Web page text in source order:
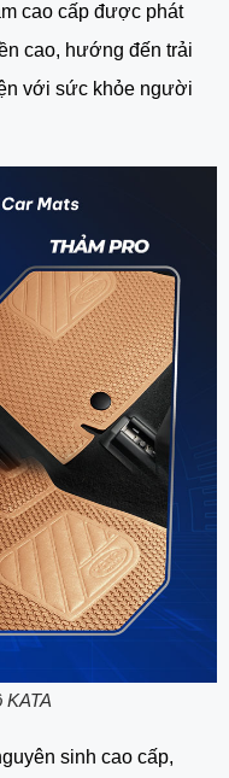
cao cấp được phát
cao, hướng đến trải
với sức khỏe người
KATA
sinh cao cấp,